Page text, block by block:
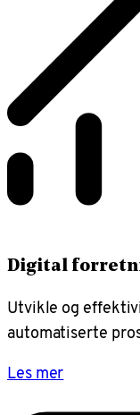
Digital
Utvikle og
automatiserte
Les mer